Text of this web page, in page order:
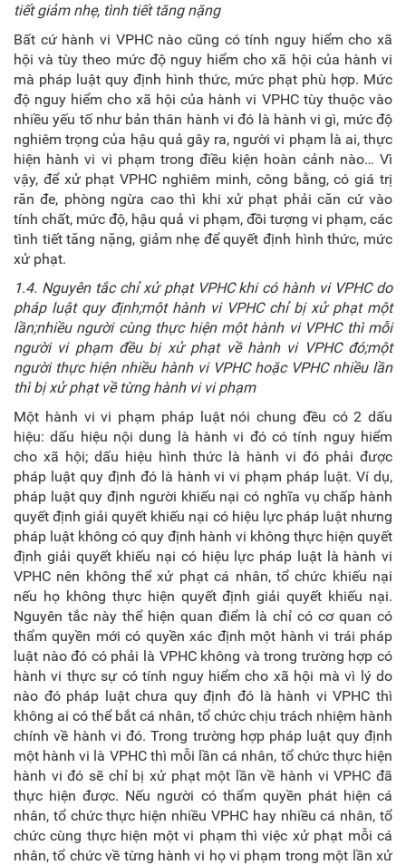
tiết giảm nhẹ, tình tiết tăng nặng
Bất cứ hành vi VPHC nào cũng có tính nguy hiểm cho xã
hội và tùy theo mức độ nguy hiểm cho xã hội của hành vi
mà pháp luật quy định hình thức, mức phạt phù hợp. Mức
độ nguy hiểm cho xã hội của hành vi VPHC tùy thuộc vào
nhiều yếu tố như bản thân hành vi đó là hành vi gì, mức độ
nghiêm trọng của hậu quả gây ra, người vi phạm là ai, thực
hiện hành vi vi phạm trong điều kiện hoàn cảnh nào… Vì
vậy, để xử phạt VPHC nghiêm minh, công bằng, có giá trị
răn đe, phòng ngừa cao thì khi xử phạt phải căn cứ vào
tính chất, mức độ, hậu quả vi phạm, đồi tượng vi phạm, các
tình tiết tăng nặng, giảm nhẹ để quyết định hình thức, mức
xử phạt.
1.4. Nguyên tắc chỉ xử phạt VPHC khi có hành vi VPHC do
pháp luật quy định;một hành vi VPHC chỉ bị xử phạt một
lần;nhiều người cùng thực hiện một hành vi VPHC thì mỗi
người vi phạm đều bị xử phạt về hành vi VPHC đó;một
người thực hiện nhiều hành vi VPHC hoặc VPHC nhiều lần
thì bị xử phạt về từng hành vi vi phạm
Một hành vi vi phạm pháp luật nói chung đều có 2 dấu
hiệu: dấu hiệu nội dung là hành vi đó có tính nguy hiểm
cho xã hội; dấu hiệu hình thức là hành vi đó phải được
pháp luật quy định đó là hành vi vi phạm pháp luật. Ví dụ,
pháp luật quy định người khiếu nại có nghĩa vụ chấp hành
quyết định giải quyết khiếu nại có hiệu lực pháp luật nhưng
pháp luật không có quy định hành vi không thực hiện quyết
định giải quyết khiếu nại có hiệu lực pháp luật là hành vi
VPHC nên không thể xử phạt cá nhân, tổ chức khiếu nại
nếu họ không thực hiện quyết định giải quyết khiếu nại.
Nguyên tắc này thể hiện quan điểm là chỉ có cơ quan có
thẩm quyền mới có quyền xác định một hành vi trái pháp
luật nào đó có phải là VPHC không và trong trường hợp có
hành vi thực sự có tính nguy hiểm cho xã hội mà vì lý do
nào đó pháp luật chưa quy định đó là hành vi VPHC thì
không ai có thể bắt cá nhân, tổ chức chịu trách nhiệm hành
chính về hành vi đó. Trong trường hợp pháp luật quy định
một hành vi là VPHC thì mỗi lần cá nhân, tổ chức thực hiện
hành vi đó sẽ chỉ bị xử phạt một lần về hành vi VPHC đã
thực hiện được. Nếu người có thẩm quyền phát hiện cá
nhân, tổ chức thực hiện nhiều VPHC hay nhiều cá nhân, tổ
chức cùng thực hiện một vi phạm thì việc xử phạt mỗi cá
nhân, tổ chức về từng hành vi họ vi phạm trong một lần xử